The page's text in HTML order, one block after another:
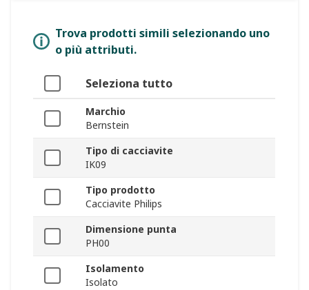
Trova prodotti simili selezionando uno
o più attributi.
Seleziona tutto
Marchio
Bernstein
Tipo di cacciavite
IK09
Tipo prodotto
Cacciavite Philips
Dimensione punta
PH00
Isolamento
Isolato